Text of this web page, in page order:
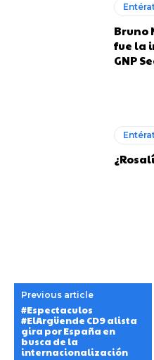
Bruno
fue la
GNP
Previous article
#Espectaculos
#ElArgüende CD9 alista
gira por España en
busca de la
internacionalización